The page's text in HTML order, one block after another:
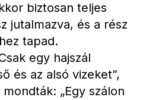
biztosan teljes
jutalmazva, és a rész
tapad.
egy hajszál
és az alsó vizeket”,
„Egy szálon